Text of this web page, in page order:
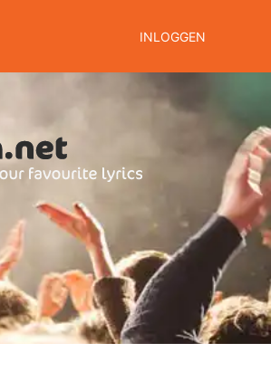
INLOGGEN